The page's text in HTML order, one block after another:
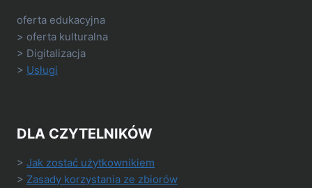
oferta edukacyjna
> oferta kulturalna
> Digitalizacja
> Usługi
DLA CZYTELNIKÓW
> Jak zostać użytkownikiem
> Zasady korzystania ze zbiorów